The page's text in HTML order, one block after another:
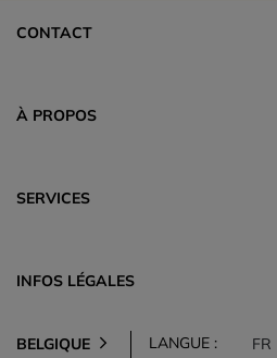
CONTACT
À PROPOS
SERVICES
INFOS LÉGALES
BELGIQUE LANGUE : FR